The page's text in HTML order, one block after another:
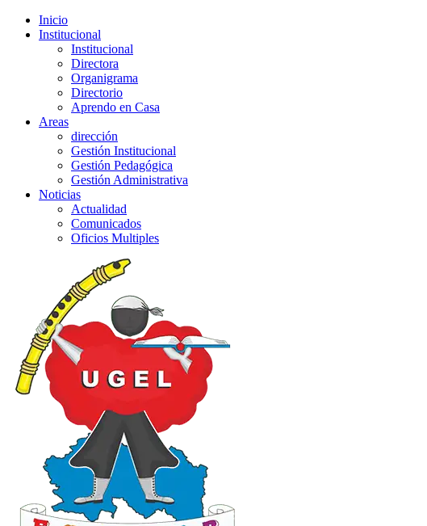
Inicio
Institucional
Institucional
Directora
Organigrama
Directorio
Aprendo en Casa
Areas
dirección
Gestión Institucional
Gestión Pedagógica
Gestión Administrativa
Noticias
Actualidad
Comunicados
Oficios Multiples